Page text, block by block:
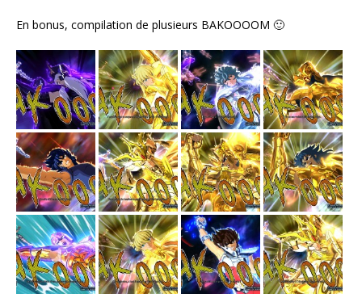
En bonus, compilation de plusieurs BAKOOOOM 🙂